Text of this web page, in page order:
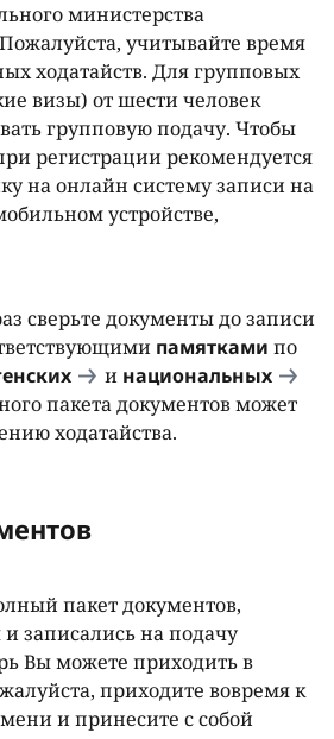
министерства
учитывайте время
ходатайств. Для групповых
визы) от шести человек
групповую подачу. Чтобы
регистрации рекомендуется
на онлайн систему записи на
устройстве,
сверьте документы до записи
памятками по
и национальных
пакета документов может
ходатайства.
пакет документов,
записались на подачу
Вы можете приходить в
приходите вовремя к
и принесите с собой